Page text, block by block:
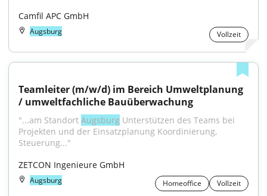
Camfil APC GmbH
Augsburg Vollzeit
Teamleiter (m/w/d) im Bereich Umweltplanung
/ umweltfachliche Bauüberwachung
"...am Standort Augsburg Unterstützen des Teams bei
Projekten und der Einsatzplanung Koordinierung,
Steuerung..."
ZETCON Ingenieure GmbH
Augsburg Homeoffice Vollzeit